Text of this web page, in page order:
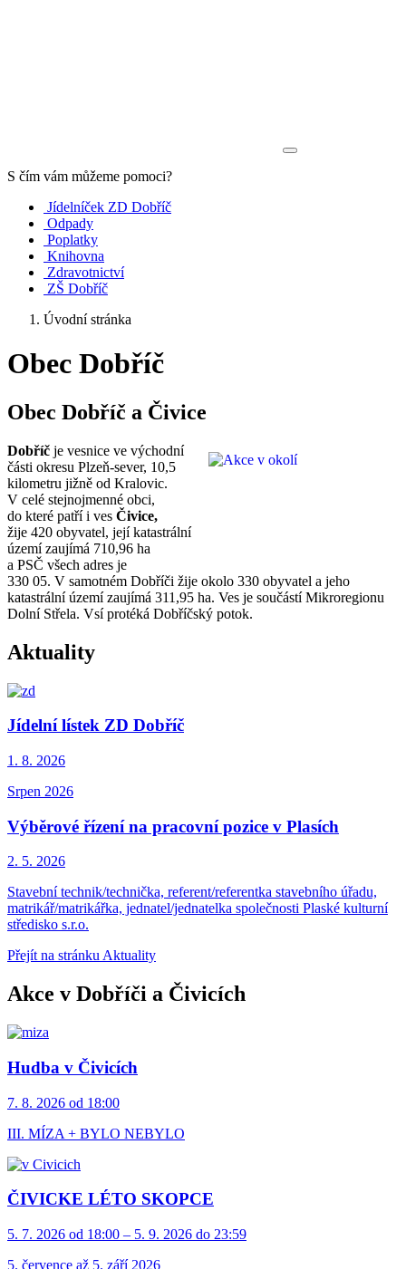
S čím vám můžeme pomoci?
Jídelníček ZD Dobříč
Odpady
Poplatky
Knihovna
Zdravotnictví
ZŠ Dobříč
Úvodní stránka
Obec Dobříč
Obec Dobříč a Čivice
Dobříč je vesnice ve východní
části okresu Plzeň-sever, 10,5
kilometru jižně od Kralovic.
V celé stejnojmenné obci,
do které patří i ves Čivice,
žije 420 obyvatel, její katastrální
území zaujímá 710,96 ha
a PSČ všech adres je
330 05. V samotném Dobříči žije okolo 330 obyvatel a jeho
katastrální území zaujímá 311,95 ha. Ves je součástí Mikroregionu
Dolní Střela. Vsí protéká Dobříčský potok.
Aktuality
Jídelní lístek ZD Dobříč
1. 8. 2026
Srpen 2026
Výběrové řízení na pracovní pozice v Plasích
2. 5. 2026
Stavební technik/technička, referent/referentka stavebního úřadu,
matrikář/matrikářka, jednatel/jednatelka společnosti Plaské kulturní
středisko s.r.o.
Přejít na stránku Aktuality
Akce v Dobříči a Čivicích
Hudba v Čivicích
7. 8. 2026 od 18:00
III. MÍZA + BYLO NEBYLO
ČIVICKE LÉTO SKOPCE
5. 7. 2026 od 18:00 – 5. 9. 2026 do 23:59
5. července až 5. září 2026